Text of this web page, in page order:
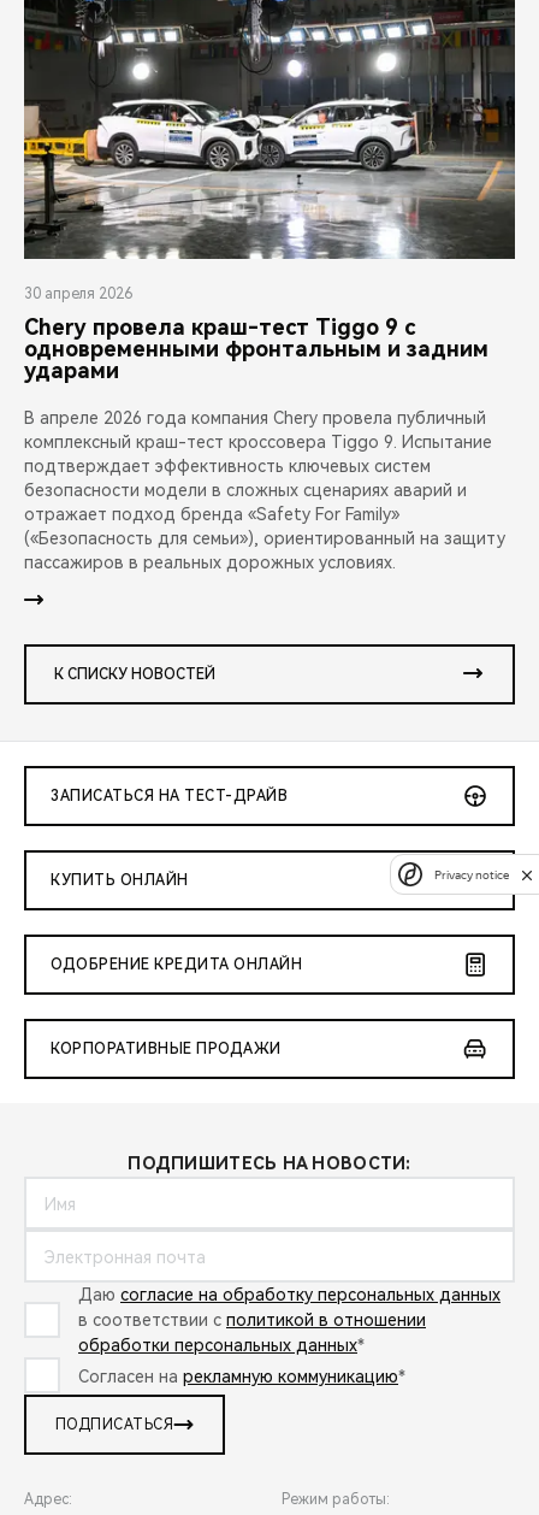
30 апреля 2026
Chery провела краш-тест Tiggo 9 с
одновременными фронтальным и задним
ударами
В апреле 2026 года компания Chery провела публичный
комплексный краш-тест кроссовера Tiggo 9. Испытание
подтверждает эффективность ключевых систем
безопасности модели в сложных сценариях аварий и
отражает подход бренда «Safety For Family»
(«Безопасность для семьи»), ориентированный на защиту
пассажиров в реальных дорожных условиях.
К СПИСКУ НОВОСТЕЙ
ЗАПИСАТЬСЯ НА ТЕСТ-ДРАЙВ
КУПИТЬ ОНЛАЙН
ОДОБРЕНИЕ КРЕДИТА ОНЛАЙН
КОРПОРАТИВНЫЕ ПРОДАЖИ
ПОДПИШИТЕСЬ НА НОВОСТИ:
Даю согласие на обработку персональных данных
в соответствии с политикой в отношении
обработки персональных данных*
Согласен на рекламную коммуникацию*
ПОДПИСАТЬСЯ
Адрес: Режим работы:
Privacy notice